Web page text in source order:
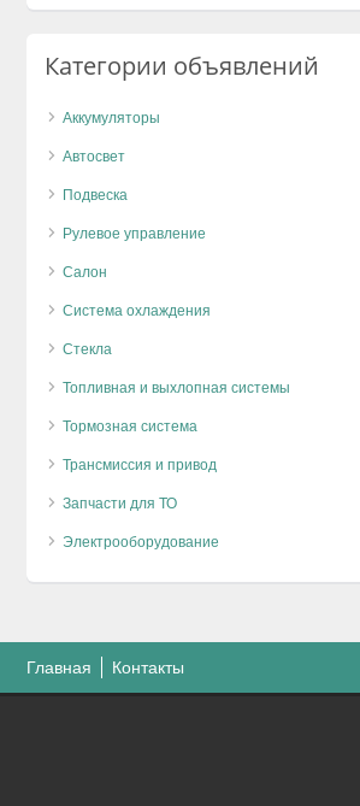
Категории объявлений
Аккумуляторы
Автосвет
Подвеска
Рулевое управление
Салон
Система охлаждения
Стекла
Топливная и выхлопная системы
Тормозная система
Трансмиссия и привод
Запчасти для ТО
Электрооборудование
Главная Контакты